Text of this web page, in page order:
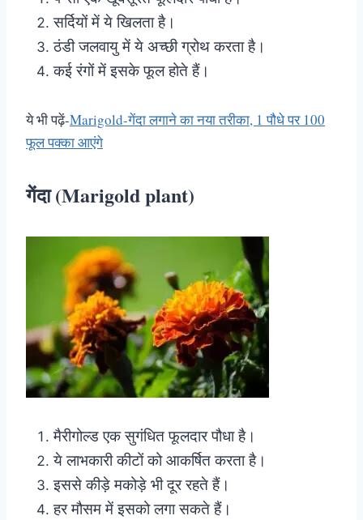
सर्दियों में ये खिलता है।
ठंडी जलवायु में ये अच्छी ग्रोथ करता है।
कई रंगों में इसके फूल होते हैं।
ये भी पढ़ें-Marigold-गेंदा लगाने का नया तरीका, 1 पौधे पर 100
फूल पक्का आएंगे
गेंदा (Marigold plant)
मैरीगोल्ड एक सुगंधित फूलदार पौधा है।
ये लाभकारी कीटों को आकर्षित करता है।
इससे कीड़े मकोड़े भी दूर रहते हैं।
हर मौसम में इसको लगा सकते हैं।